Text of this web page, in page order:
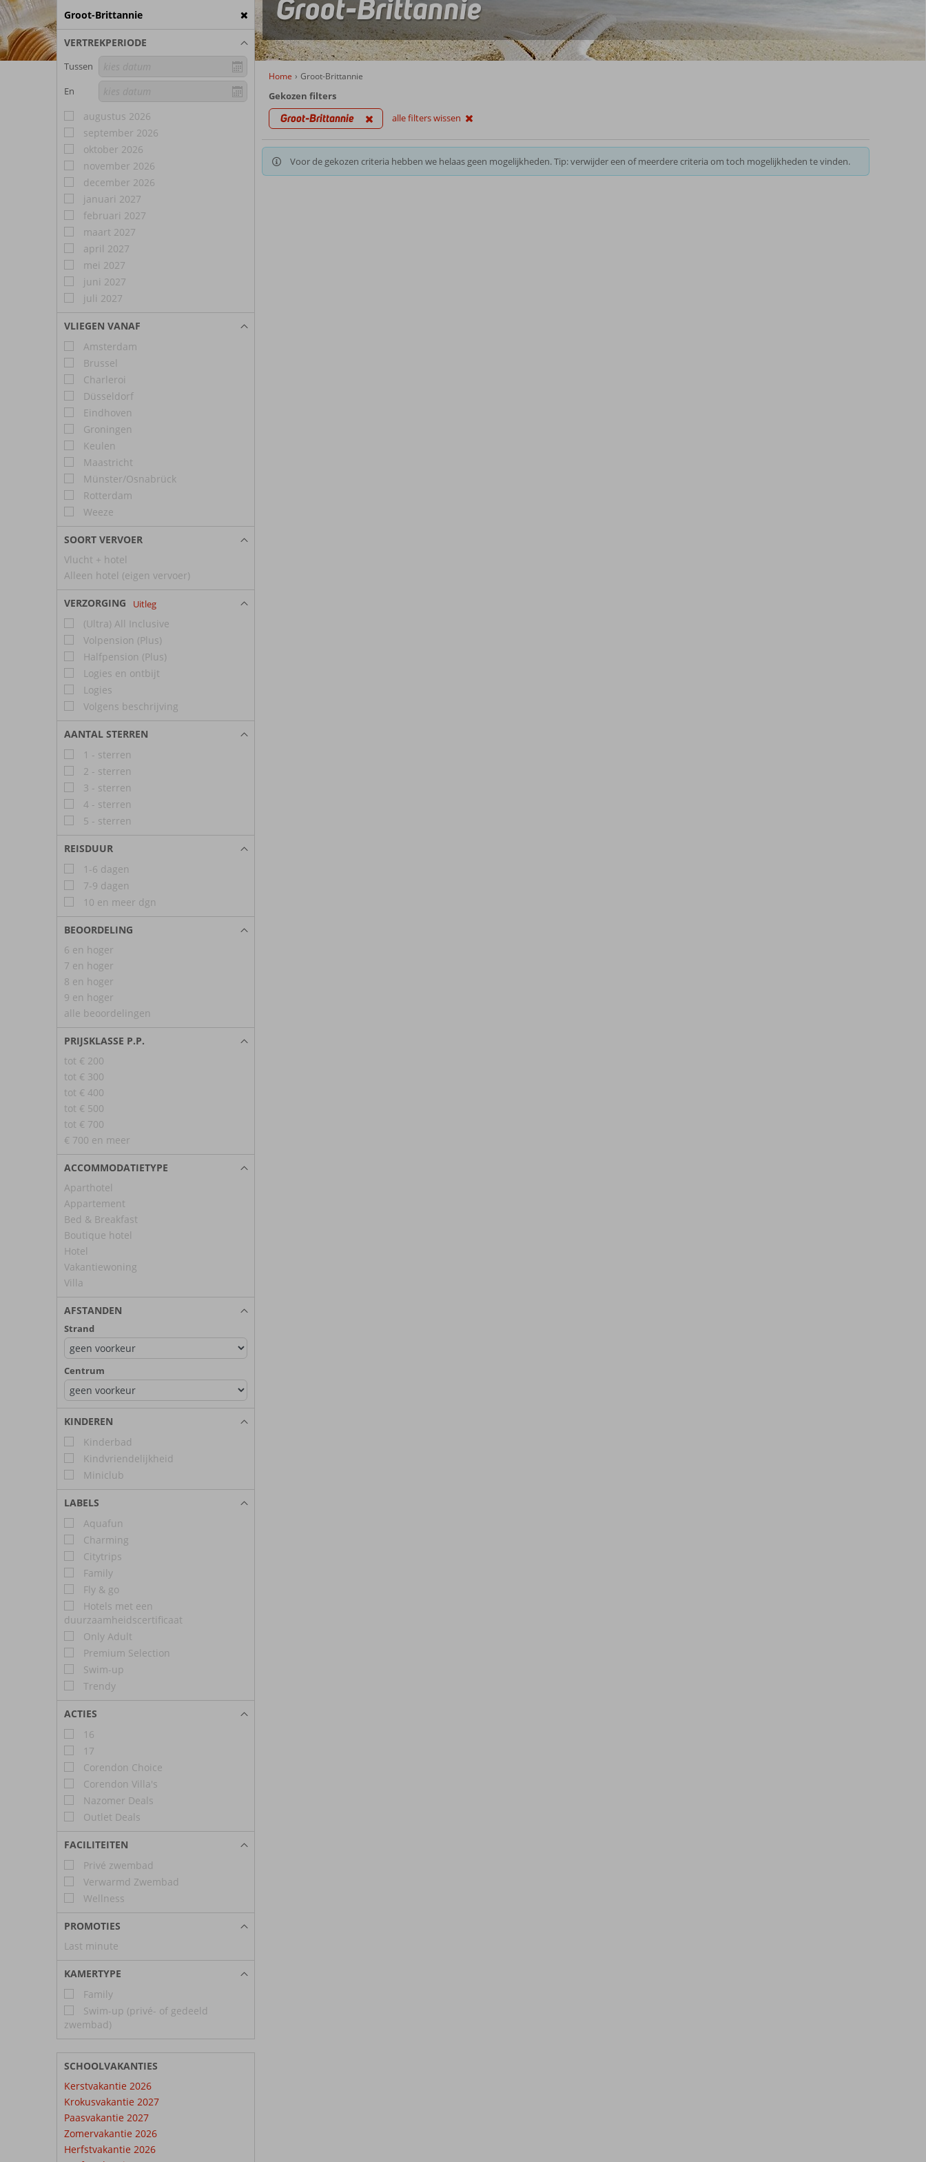
Groot-Brittannie
VERTREKPERIODE
Tussen
En
augustus 2026
september 2026
oktober 2026
november 2026
december 2026
januari 2027
februari 2027
maart 2027
april 2027
mei 2027
juni 2027
juli 2027
VLIEGEN VANAF
Amsterdam
Brussel
Charleroi
Düsseldorf
Eindhoven
Groningen
Keulen
Maastricht
Münster/Osnabrück
Rotterdam
Weeze
SOORT VERVOER
Vlucht + hotel
Alleen hotel (eigen vervoer)
VERZORGING Uitleg
(Ultra) All Inclusive
Volpension (Plus)
Halfpension (Plus)
Logies en ontbijt
Logies
Volgens beschrijving
AANTAL STERREN
1 - sterren
2 - sterren
3 - sterren
4 - sterren
5 - sterren
REISDUUR
1-6 dagen
7-9 dagen
10 en meer dgn
BEOORDELING
6 en hoger
7 en hoger
8 en hoger
9 en hoger
alle beoordelingen
PRIJSKLASSE P.P.
tot € 200
tot € 300
tot € 400
tot € 500
tot € 700
€ 700 en meer
ACCOMMODATIETYPE
Aparthotel
Appartement
Bed & Breakfast
Boutique hotel
Hotel
Vakantiewoning
Villa
AFSTANDEN
Strand
Centrum
KINDEREN
Kinderbad
Kindvriendelijkheid
Miniclub
LABELS
Aquafun
Charming
Citytrips
Family
Fly & go
Hotels met een
duurzaamheidscertificaat
Only Adult
Premium Selection
Swim-up
Trendy
ACTIES
16
17
Corendon Choice
Corendon Villa's
Nazomer Deals
Outlet Deals
FACILITEITEN
Privé zwembad
Verwarmd Zwembad
Wellness
PROMOTIES
Last minute
KAMERTYPE
Family
Swim-up (privé- of gedeeld
zwembad)
SCHOOLVAKANTIES
Kerstvakantie 2026
Krokusvakantie 2027
Paasvakantie 2027
Zomervakantie 2026
Herfstvakantie 2026
Groot-Brittannie
Home Groot-Brittannie
Gekozen filters
Groot-Brittannie alle filters wissen
Voor de gekozen criteria hebben we helaas geen mogelijkheden. Tip: verwijder een of meerdere criteria om toch mogelijkheden te vinden.